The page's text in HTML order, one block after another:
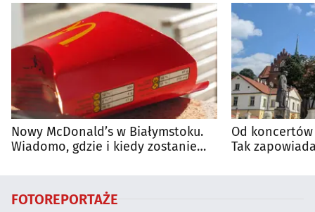
Nowy McDonald’s w Białymstoku.
Wiadomo, gdzie i kiedy zostanie
Od
Tak
FOTOREPORTAŻE